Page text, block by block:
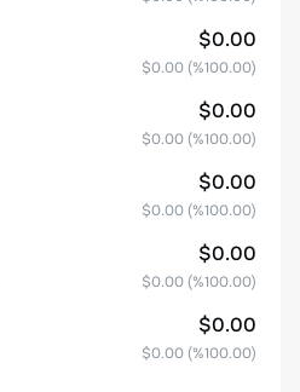
$0.00
$0.00 (%100.00)
$0.00
$0.00 (%100.00)
$0.00
$0.00 (%100.00)
$0.00
$0.00 (%100.00)
$0.00
$0.00 (%100.00)